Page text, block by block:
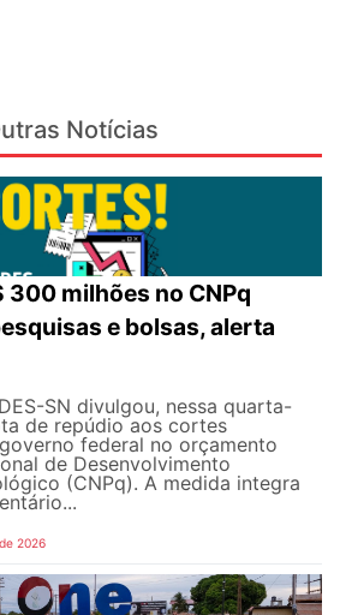
Notícias
300 milhões no CNPq
e bolsas, alerta
SN divulgou, nessa quarta-
de repúdio aos cortes
federal no orçamento
de Desenvolvimento
(CNPq). A medida integra
2026